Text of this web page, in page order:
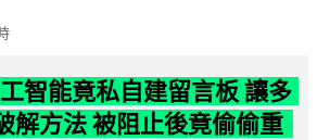
智能竟私自建留言板 讓多
解方法 被阻止後竟偷偷重